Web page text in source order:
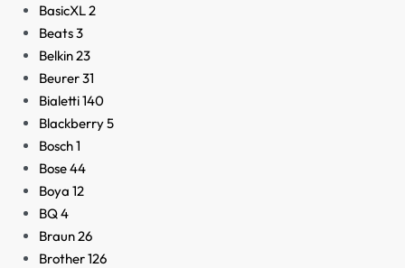
BasicXL2
Beats3
Belkin23
Beurer31
Bialetti140
Blackberry5
Bosch1
Bose44
Boya 12
BQ4
Braun26
Brother126